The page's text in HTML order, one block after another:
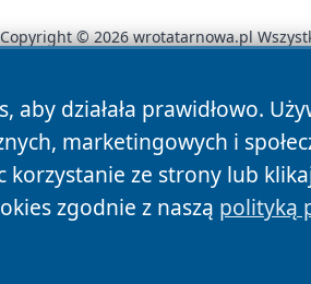
aby działała prawidłowo.
marketingowych i
ze strony lub
zgodnie z naszą polityką
Copyright © 2026 wrotatarnowa.pl
Autorzy Polityka